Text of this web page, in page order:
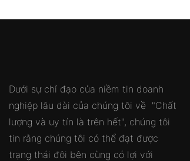
Dưới sự chỉ đạo của niềm tin doanh
nghiệp lâu dài của chúng tôi về "Chất
lượng và uy tín là trên hết", chúng tôi
tin rằng chúng tôi có thể đạt được
trạng thái đôi bên cùng có lợi với